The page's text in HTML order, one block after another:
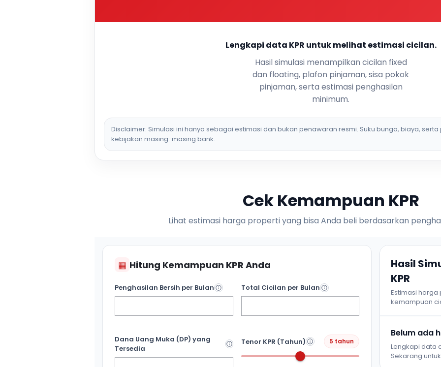
Lengkapi data KPR untuk melihat estimasi cicilan.
Hasil simulasi menampilkan cicilan fixed
dan floating, plafon pinjaman, sisa pokok
pinjaman, serta estimasi penghasilan
minimum.
Disclaimer: Simulasi ini hanya sebagai estimasi dan bukan penawaran resmi. Suku bunga, biaya,
kebijakan masing-masing bank.
Cek Kemampuan KPR
Lihat estimasi harga properti yang bisa Anda beli berdasarkan
▦ Hitung Kemampuan KPR Anda
Penghasilan Bersih per Bulan Total Cicilan per Bulan
Dana Uang Muka (DP) yang
Tersedia
Tenor KPR (Tahun) 5 tahun
Hasil
KPR
Estimasi
kemampuan
Belum ada
Lengkapi data
Sekarang